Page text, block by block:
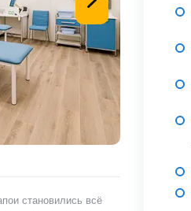
становились всё
Я сам